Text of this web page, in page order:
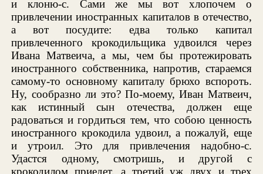
и клоню-с. Сами же мы вот хлопочем о
привлечении иностранных капиталов в отечество,
а вот посудите: едва только капитал
привлеченного крокодильщика удвоился через
Ивана Матвеича, а мы, чем бы протежировать
иностранного собственника, напротив, стараемся
самому-то основному капиталу брюхо вспороть.
Ну, сообразно ли это? По-моему, Иван Матвеич,
как истинный сын отечества, должен еще
радоваться и гордиться тем, что собою ценность
иностранного крокодила удвоил, а пожалуй, еще
и утроил. Это для привлечения надобно-с.
Удастся одному, смотришь, и другой с
крокодилом приедет, а третий уж двух и трех